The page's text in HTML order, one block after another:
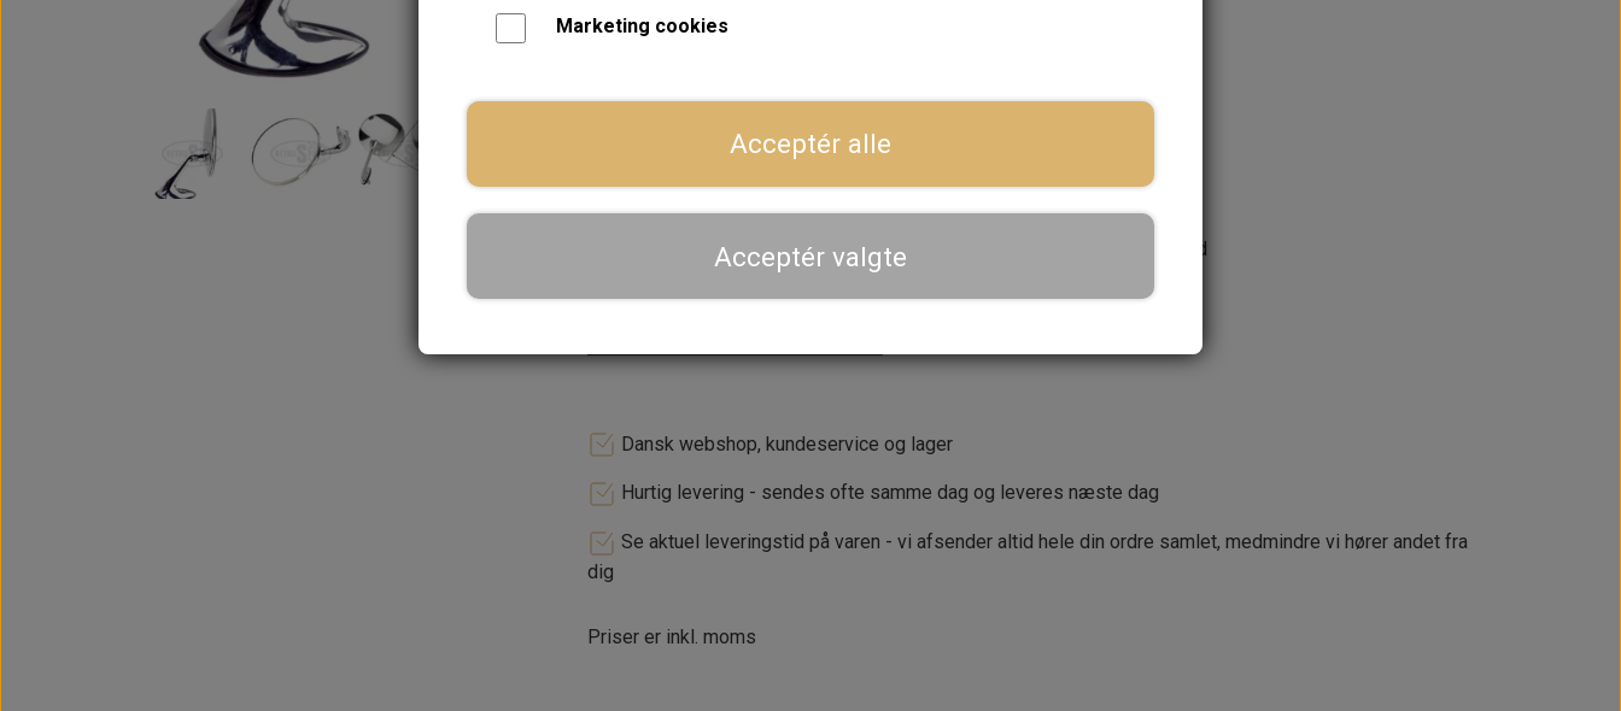
Armens fod har en gummipakning, som måler 23 mm x 62 mm.
Møtrik og spændeskive medfølger.
Forventet leveringstid:Varen er ikke på lager. Ca. 14 dages leveringstid
Dansk webshop, kundeservice og lager
Hurtig levering - sendes ofte samme dag og leveres næste dag
Se aktuel leveringstid på varen - vi afsender altid hele din ordre samlet, medmindre vi hører andet fra
dig
Priser er inkl. moms
Marketing cookies
Acceptér alle
Acceptér valgte